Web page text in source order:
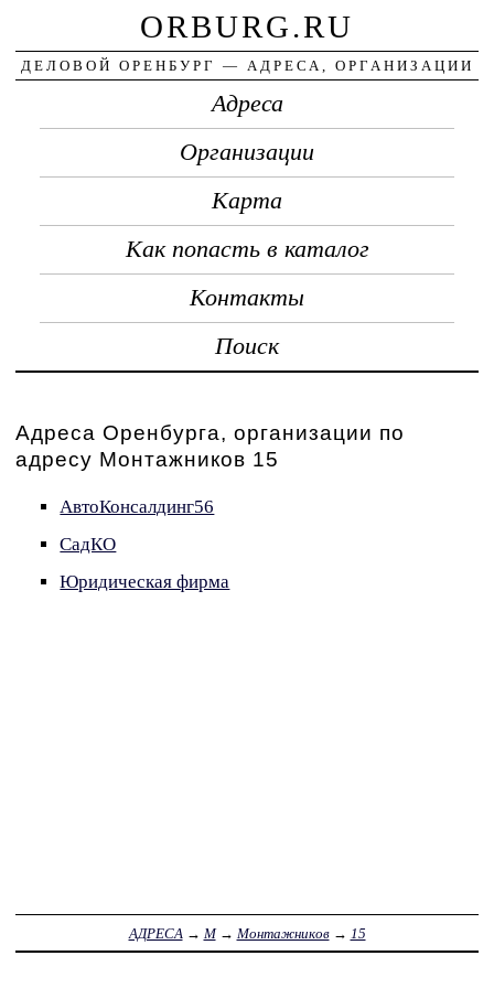
ORBURG.RU
ДЕЛОВОЙ ОРЕНБУРГ — АДРЕСА, ОРГАНИЗАЦИИ
Адреса
Организации
Карта
Как попасть в каталог
Контакты
Поиск
Адреса Оренбурга, организации по
адресу Монтажников 15
АвтоКонсалдинг56
СадКО
Юридическая фирма
АДРЕСА → М→ Монтажников→ 15